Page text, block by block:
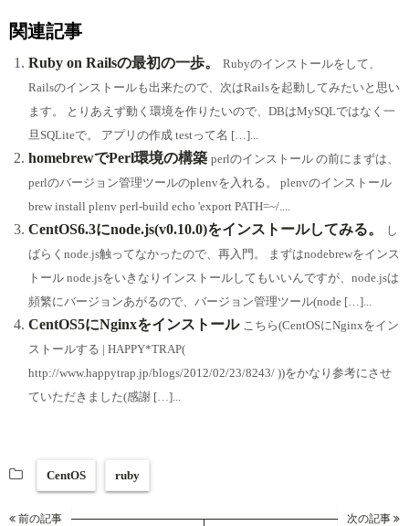
bo
ok
en
a
ds y
関連記事
Ruby on Railsの最初の一歩。
Rubyのインストールをして、
Railsのインストールも出来たので、次はRailsを起動してみたいと思い
ます。 とりあえず動く環境を作りたいので、DBはMySQLではなく一
旦SQLiteで。 アプリの作成 testって名 […]...
homebrewでPerl環境の構築 perlのインストール の前にまずは、
perlのバージョン管理ツールのplenvを入れる。 plenvのインストール
brew install plenv perl-build echo 'export PATH=~/....
CentOS6.3にnode.js(v0.10.0)をインストールしてみる。
し
ばらくnode.js触ってなかったので、再入門。 まずはnodebrewをインス
トール node.jsをいきなりインストールしてもいいんですが、node.jsは
頻繁にバージョンあがるので、バージョン管理ツール(node […]...
CentOS5にNginxをインストール こちら(CentOSにNginxをイン
ストールする | HAPPY*TRAP(
http://www.happytrap.jp/blogs/2012/02/23/8243/ ))をかなり参考にさせ
ていただきました(感謝 […]...
CentOS ruby
前の記事 次の記事